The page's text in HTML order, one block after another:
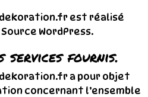
est réalisé
WordPress.
services fournis.
a pour objet
concernant l’ensemble